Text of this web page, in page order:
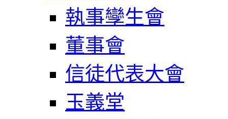
執事孿生會
董事會
信徒代表大會
玉義堂